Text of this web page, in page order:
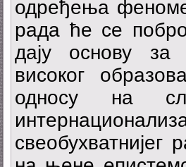
одређења
рада ће се
дају основу за
високог
односу на
свеобухватнијег